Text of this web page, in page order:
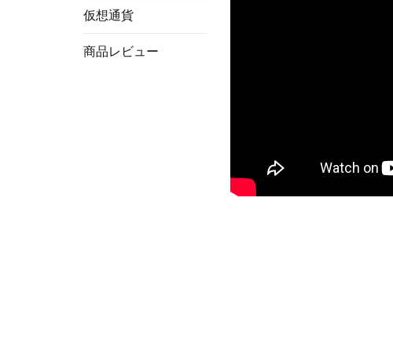
仮想通貨
商品レビュー